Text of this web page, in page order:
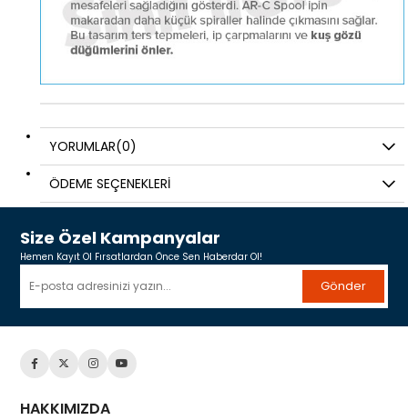
YORUMLAR(0)
ÖDEME SEÇENEKLERI
Size Özel Kampanyalar
Hemen Kayıt Ol Fırsatlardan Önce Sen Haberdar Ol!
Gönder
HAKKIMIZDA